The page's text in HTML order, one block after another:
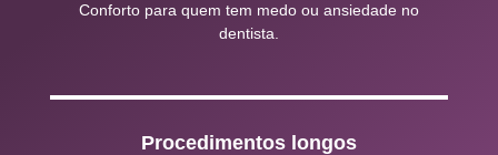
Conforto para quem tem medo ou ansiedade no
dentista.
Procedimentos longos